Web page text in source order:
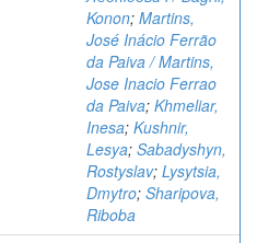
Konon; Martins,
José Inácio Ferrão
da Paiva / Martins,
Jose Inacio Ferrao
da Paiva; Khmeliar,
Inesa; Kushnir,
Lesya; Sabadyshyn,
Rostyslav; Lysytsia,
Dmytro; Sharipova,
Riboba